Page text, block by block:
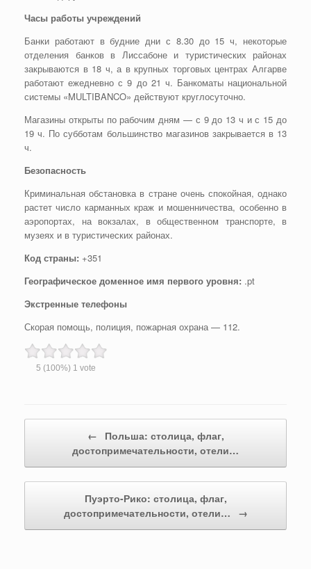
Часы работы учреждений
Банки работают в будние дни с 8.30 до 15 ч, некоторые
отделения банков в Лиссабоне и туристических районах
закрываются в 18 ч, а в крупных торговых центрах Алгарве
работают ежедневно с 9 до 21 ч. Банкоматы национальной
системы «MULTIBANCO» действуют круглосуточно.
Магазины открыты по рабочим дням — с 9 до 13 ч и с 15 до
19 ч. По субботам большинство магазинов закрывается в 13
ч.
Безопасность
Криминальная обстановка в стране очень спокойная, однако
растет число карманных краж и мошенничества, особенно в
аэропортах, на вокзалах, в общественном транспорте, в
музеях и в туристических районах.
Код страны: +351
Географическое доменное имя первого уровня: .pt
Экстренные телефоны
Скорая помощь, полиция, пожарная охрана — 112.
5 (100%) 1 vote
Post navigation
←
Польша: столица, флаг,
достопримечательности, отели…
Пуэрто-Рико: столица, флаг,
достопримечательности, отели…
→